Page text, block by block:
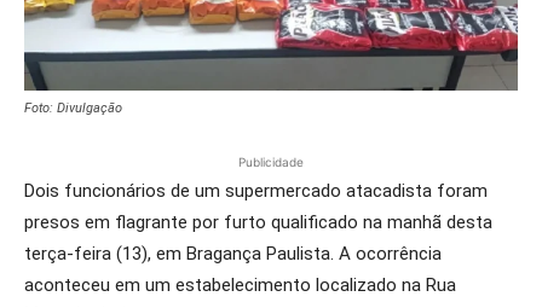
Foto: Divulgação
Publicidade
Dois funcionários de um supermercado atacadista foram
presos em flagrante por furto qualificado na manhã desta
terça-feira (13), em Bragança Paulista. A ocorrência
aconteceu em um estabelecimento localizado na Rua